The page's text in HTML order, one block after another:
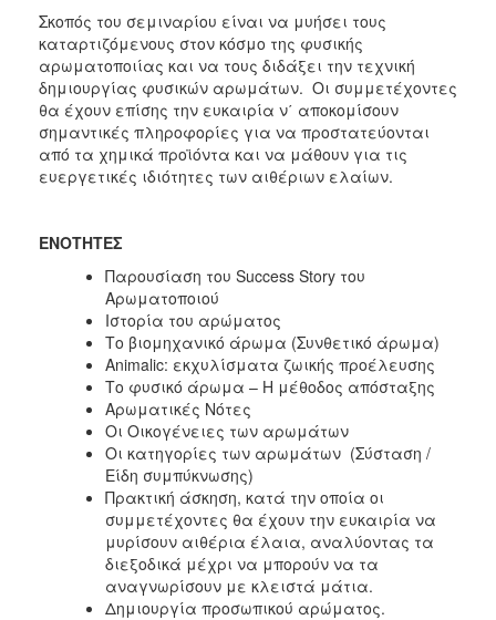
ΔΗΜΟΣ
ΠΟΛΙΤΙΣΜΟΣ
ΑΝΘΕΚΤΙΚΗ
ΠΟΛΗ
Σκοπός του σεμιναρίου είναι να μυήσει τους
καταρτιζόμενους στον κόσμο της φυσικής
αρωματοποιίας και να τους διδάξει την τεχνική
δημιουργίας φυσικών αρωμάτων. Οι συμμετέχοντες
θα έχουν επίσης την ευκαιρία ν΄ αποκομίσουν
σημαντικές πληροφορίες για να προστατεύονται
από τα χημικά προϊόντα και να μάθουν για τις
ευεργετικές ιδιότητες των αιθέριων ελαίων.
ΕΝΟΤΗΤΕΣ
Παρουσίαση του Success Story του
Αρωματοποιού
Ιστορία του αρώματος
Το βιομηχανικό άρωμα (Συνθετικό άρωμα)
Animalic: εκχυλίσματα ζωικής προέλευσης
Το φυσικό άρωμα – Η μέθοδος απόσταξης
Αρωματικές Νότες
Οι Οικογένειες των αρωμάτων
Οι κατηγορίες των αρωμάτων (Σύσταση /
Είδη συμπύκνωσης)
Πρακτική άσκηση, κατά την οποία οι
συμμετέχοντες θα έχουν την ευκαιρία να
μυρίσουν αιθέρια έλαια, αναλύοντας τα
διεξοδικά μέχρι να μπορούν να τα
αναγνωρίσουν με κλειστά μάτια.
Δημιουργία προσωπικού αρώματος.